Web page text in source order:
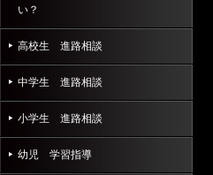
い？
高校生 進路相談
中学生 進路相談
小学生 進路相談
幼児 学習指導